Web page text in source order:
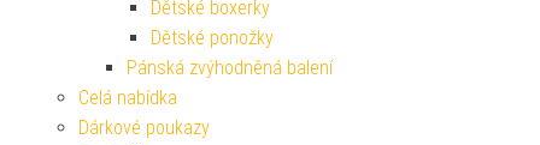
Dětské boxerky
Dětské ponožky
Pánská zvýhodněná balení
Celá nabídka
Dárkové poukazy